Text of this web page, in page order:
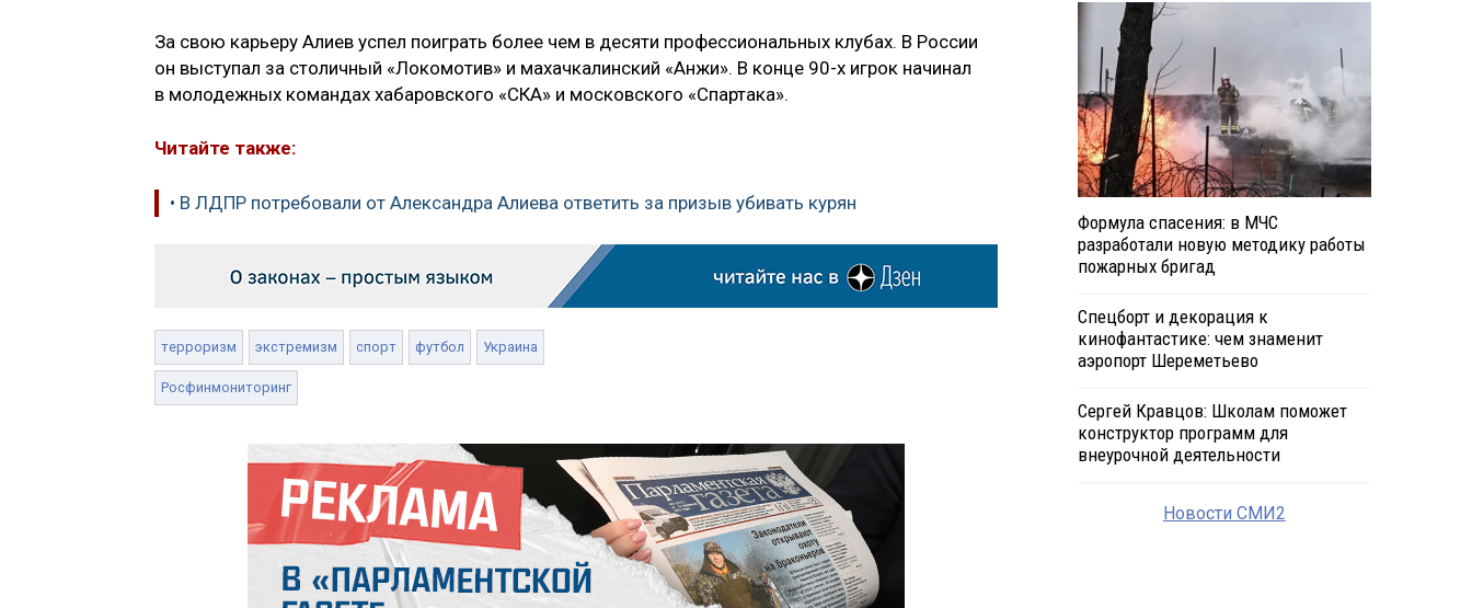
За свою карьеру Алиев успел поиграть более чем в десяти профессиональных клубах. В России
он выступал за столичный «Локомотив» и махачкалинский «Анжи». В конце 90-х игрок начинал
в молодежных командах хабаровского «СКА» и московского «Спартака».
Читайте также:
• В ЛДПР потребовали от Александра Алиева ответить за призыв убивать курян
терроризм экстремизм спорт футбол Украина
Росфинмониторинг
Формула спасения: в МЧС
разработали новую методику работы
пожарных бригад
Спецборт и декорация к
кинофантастике: чем знаменит
аэропорт Шереметьево
Сергей Кравцов: Школам поможет
конструктор программ для
внеурочной деятельности
Новости СМИ2